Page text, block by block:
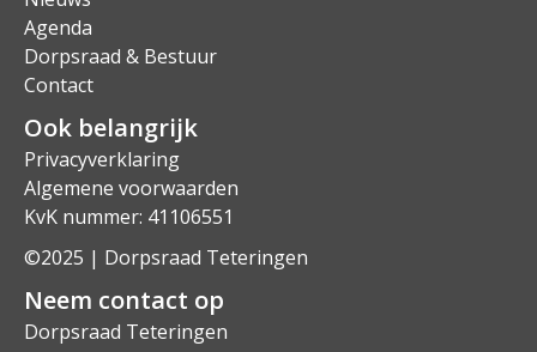
Agenda
Dorpsraad & Bestuur
Contact
Ook belangrijk
Privacyverklaring
Algemene voorwaarden
KvK nummer: 41106551
©2025 | Dorpsraad Teteringen
Neem contact op
Dorpsraad Teteringen